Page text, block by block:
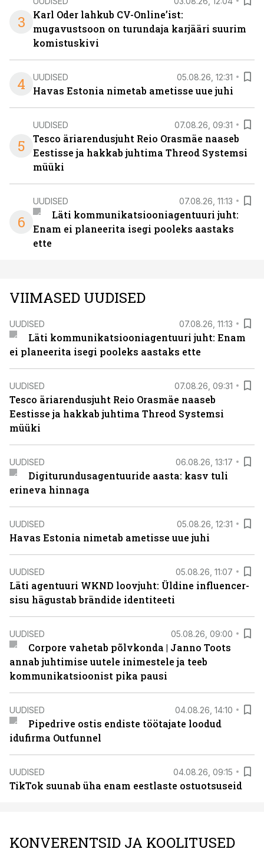
3
Karl Oder lahkub CV-Online’ist:
mugavustsoon on turundaja karjääri suurim
komistuskivi
4 UUDISED 05.08.26, 12:31
Havas Estonia nimetab ametisse uue juhi
5
UUDISED 07.08.26, 09:31
Tesco äriarendusjuht Reio Orasmäe naaseb
Eestisse ja hakkab juhtima Threod Systemsi
müüki
6
UUDISED 07.08.26, 11:13
Läti kommunikatsiooniagentuuri juht:
Enam ei planeerita isegi pooleks aastaks
ette
VIIMASED UUDISED
UUDISED 07.08.26, 11:13
Läti kommunikatsiooniagentuuri juht: Enam
ei planeerita isegi pooleks aastaks ette
UUDISED 07.08.26, 09:31
Tesco äriarendusjuht Reio Orasmäe naaseb
Eestisse ja hakkab juhtima Threod Systemsi
müüki
UUDISED 06.08.26, 13:17
Digiturundusagentuuride aasta: kasv tuli
erineva hinnaga
UUDISED 05.08.26, 12:31
Havas Estonia nimetab ametisse uue juhi
UUDISED 05.08.26, 11:07
Läti agentuuri WKND loovjuht: Üldine influencer-
sisu hägustab brändide identiteeti
UUDISED 05.08.26, 09:00
Corpore vahetab põlvkonda | Janno Toots
annab juhtimise uutele inimestele ja teeb
kommunikatsioonist pika pausi
UUDISED 04.08.26, 14:10
Pipedrive ostis endiste töötajate loodud
idufirma Outfunnel
UUDISED 04.08.26, 09:15
TikTok suunab üha enam eestlaste ostuotsuseid
KONVERENTSID JA KOOLITUSED